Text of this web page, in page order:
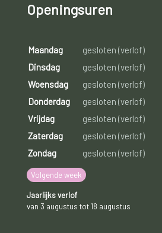
Openingsuren
Maandag
gesloten (verlof)
Dinsdag
gesloten (verlof)
Woensdag
gesloten (verlof)
Donderdag
gesloten (verlof)
Vrijdag
gesloten (verlof)
Zaterdag
gesloten (verlof)
Zondag
gesloten (verlof)
Volgende week
Jaarlijks verlof
van 3 augustus tot 18 augustus